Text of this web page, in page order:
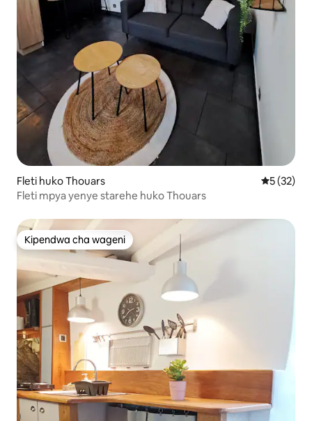
Fleti huko Thouars Ukadiriaji
5 (32)
Fleti mpya yenye starehe huko Thouars
Kipendwa cha wageni
Kipendwa cha wageni